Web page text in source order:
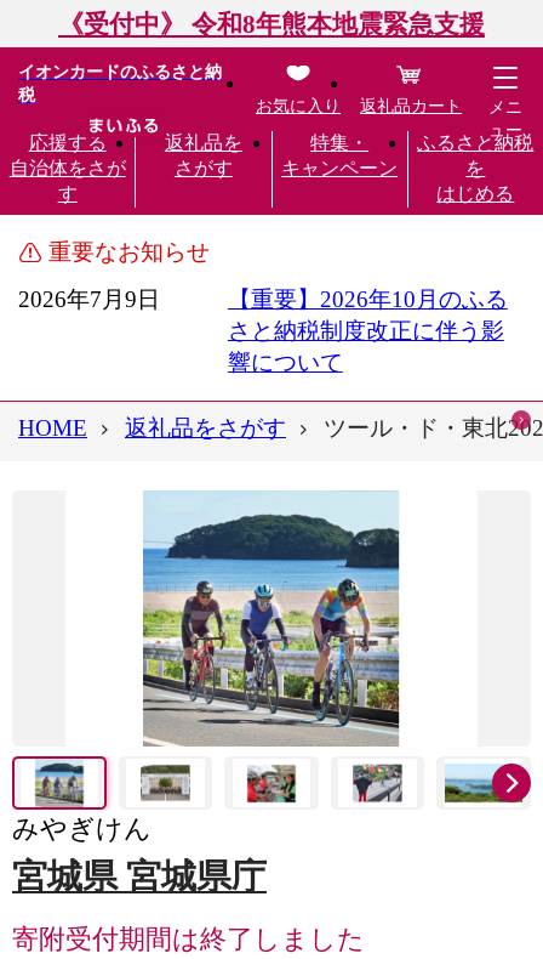
《受付中》 令和8年熊本地震緊急支援
イオンカードのふるさと納
税
応援する
自治体をさが
す
返礼品を
さがす
特集・
キャンペーン
ふるさと納税
を
はじめる
お気に入り 返礼品カート
メニ
ュー
重要なお知らせ
2026年7月9日
【重要】2026年10月のふる
さと納税制度改正に伴う影
響について
HOME 返礼品をさがす ツール・ド・東北
みやぎけん
宮城県 宮城県庁
寄附受付期間は終了しました